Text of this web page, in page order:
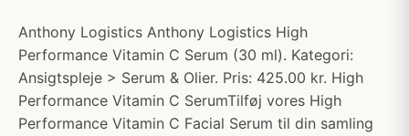
Anthony Logistics Anthony Logistics High
Performance Vitamin C Serum (30 ml). Kategori:
Ansigtspleje > Serum & Olier. Pris: 425.00 kr. High
Performance Vitamin C SerumTilføj vores High
Performance Vitamin C Facial Serum til din samling